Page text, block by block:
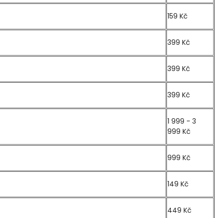
159 Kč
399 Kč
399 Kč
399 Kč
1 999 - 3
999 Kč
999 Kč
149 Kč
449 Kč